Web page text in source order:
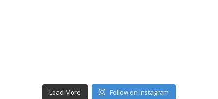
Load More Follow on Instagram